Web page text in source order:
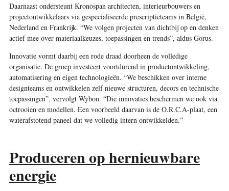
Daarnaast ondersteunt Kronospan architecten, interieurbouwers en
projectontwikkelaars via gespecialiseerde prescriptieteams in België,
Nederland en Frankrijk. “We volgen projecten van dichtbij op en denken
actief mee over materiaalkeuzes, toepassingen en trends”, aldus Gorus.
Innovatie vormt daarbij een rode draad doorheen de volledige
organisatie. De groep investeert voortdurend in productontwikkeling,
automatisering en eigen technologieën. “We beschikken over interne
designteams en ontwikkelen zelf nieuwe structuren, decors en technische
toepassingen”, vervolgt Wybon. “Die innovaties beschermen we ook via
octrooien en modellen. Een voorbeeld daarvan is de O.R.C.A-plaat, een
waterafstotend paneel dat we volledig intern ontwikkelden.”
Produceren op hernieuwbare
energie